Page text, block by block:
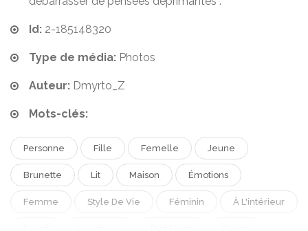
Id: 2-185148320
Type de média: Photos
Auteur: Dmyrto_Z
Mots-clés:
Personne Fille Femelle Jeune
Brunette Lit Maison Émotions
Femme Style De Vie Féminin À L'intérieur